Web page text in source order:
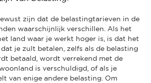
zijn dat de belastingtarieven in de
waarschijnlijk verschillen. Als het
land waar je werkt hoger is, is dat het
je zult betalen, zelfs als de belasting
betaald, wordt verrekend met de
is verschuldigd, of als je
van enige andere belasting. Om